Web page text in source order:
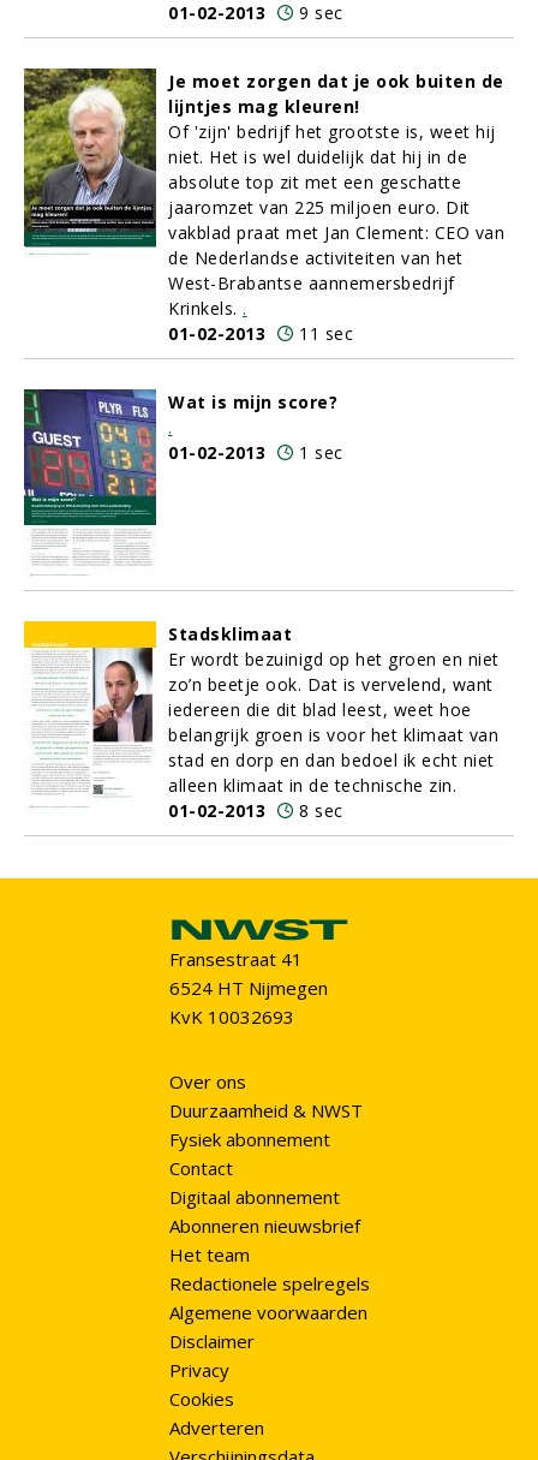
01-02-2013
9 sec
Je moet zorgen dat je ook buiten de
lijntjes mag kleuren!
Of 'zijn' bedrijf het grootste is, weet hij
niet. Het is wel duidelijk dat hij in de
absolute top zit met een geschatte
jaaromzet van 225 miljoen euro. Dit
vakblad praat met Jan Clement: CEO van
de Nederlandse activiteiten van het
West-Brabantse aannemersbedrijf
Krinkels. .
01-02-2013
11 sec
Wat is mijn score?
.
01-02-2013
1 sec
Stadsklimaat
Er wordt bezuinigd op het groen en niet
zo’n beetje ook. Dat is vervelend, want
iedereen die dit blad leest, weet hoe
belangrijk groen is voor het klimaat van
stad en dorp en dan bedoel ik echt niet
alleen klimaat in de technische zin.
01-02-2013
8 sec
Fransestraat 41
6524 HT Nijmegen
KvK 10032693
Over ons
Duurzaamheid & NWST
Fysiek abonnement
Contact
Digitaal abonnement
Abonneren nieuwsbrief
Het team
Redactionele spelregels
Algemene voorwaarden
Disclaimer
Privacy
Cookies
Adverteren